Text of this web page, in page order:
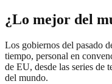
¿Lo mejor del
Los gobiernos del pasado
tiempo, personal en
de EU, desde las series de
del mundo.